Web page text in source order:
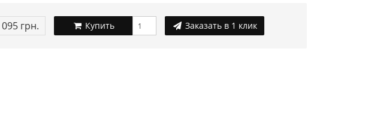
грн. Купить Заказать в 1 клик